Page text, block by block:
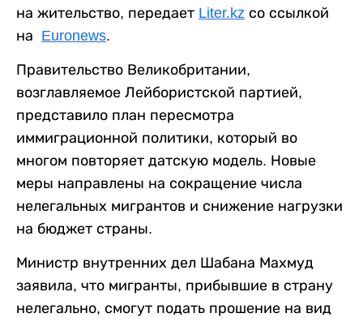
на жительство, передает Liter.kz со ссылкой
на Euronews.
Правительство Великобритании,
возглавляемое Лейбористской партией,
представило план пересмотра
иммиграционной политики, который во
многом повторяет датскую модель. Новые
меры направлены на сокращение числа
нелегальных мигрантов и снижение нагрузки
на бюджет страны.
Министр внутренних дел Шабана Махмуд
заявила, что мигранты, прибывшие в страну
нелегально, смогут подать прошение на вид